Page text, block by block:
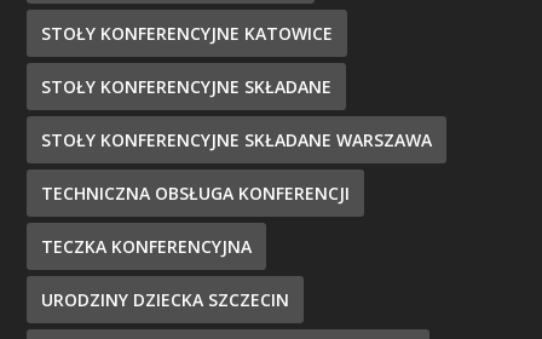
STOŁY KONFERENCYJNE KATOWICE
STOŁY KONFERENCYJNE SKŁADANE
STOŁY KONFERENCYJNE SKŁADANE WARSZAWA
TECHNICZNA OBSŁUGA KONFERENCJI
TECZKA KONFERENCYJNA
URODZINY DZIECKA SZCZECIN